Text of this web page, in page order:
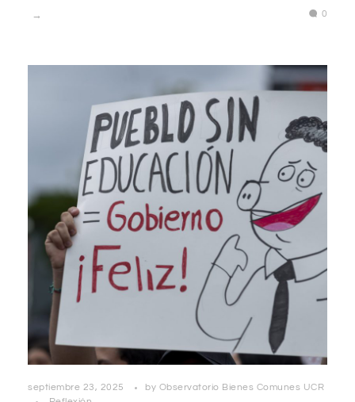
0
septiembre 23, 2025 by Observatorio Bienes Comunes UCR